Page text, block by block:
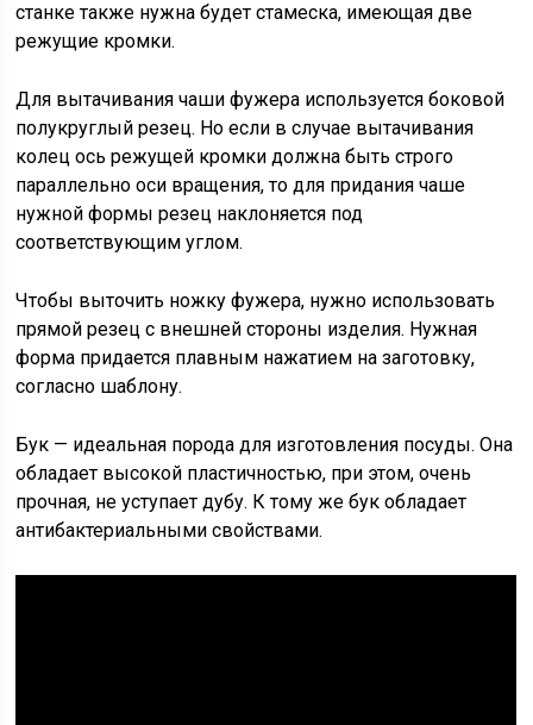
станке также нужна будет стамеска, имеющая две
режущие кромки.
Для вытачивания чаши фужера используется боковой
полукруглый резец. Но если в случае вытачивания
колец ось режущей кромки должна быть строго
параллельно оси вращения, то для придания чаше
нужной формы резец наклоняется под
соответствующим углом.
Чтобы выточить ножку фужера, нужно использовать
прямой резец с внешней стороны изделия. Нужная
форма придается плавным нажатием на заготовку,
согласно шаблону.
Бук — идеальная порода для изготовления посуды. Она
обладает высокой пластичностью, при этом, очень
прочная, не уступает дубу. К тому же бук обладает
антибактериальными свойствами.